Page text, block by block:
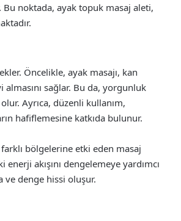
noktada, ayak topuk masaj aleti,
Öncelikle, ayak masajı, kan
sağlar. Bu da, yorgunluk
Ayrıca, düzenli kullanım,
hafiflemesine katkıda bulunur.
bölgelerine etki eden masaj
akışını dengelemeye yardımcı
ve denge hissi oluşur.